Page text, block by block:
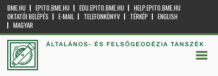
BME.HU EPITO.BME.HU EDU.EPITO.BME.HU
HELP.EPITO.BME.HU
OKTATÓI BELÉPÉS
E-MAIL TELEFONKÖNYV TÉRKÉP
ENGLISH
MAGYAR
ÁLTALÁNOS- ÉS FELSŐGEODÉZIA TANSZÉK